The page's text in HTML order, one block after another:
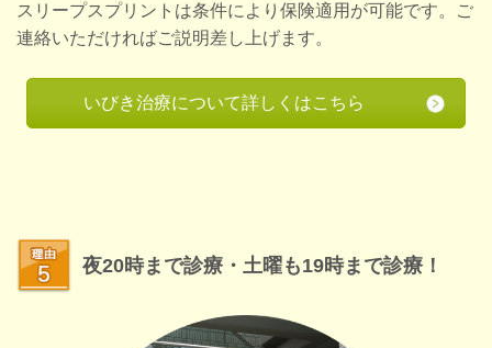
スリープスプリントは条件により保険適用が可能です。ご
連絡いただければご説明差し上げます。
いびき治療について詳しくはこちら
夜20時まで診療・土曜も19時まで診療！